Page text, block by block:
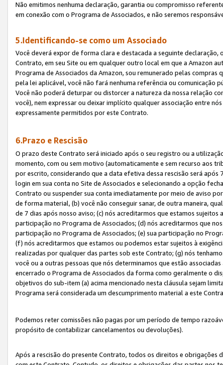
Não emitimos nenhuma declaração, garantia ou compromisso
em conexão com o Programa de Associados, e não seremos
5.Identificando-se como um Associado
Você deverá expor de forma clara e destacada a seguinte
Contrato, em seu Site ou em qualquer outro local em que a Amazon
Programa de Associados da Amazon, sou remunerado pelas
pela lei aplicável, você não fará nenhuma referência ou comunicação
Você não poderá deturpar ou distorcer a natureza da nossa relação
você), nem expressar ou deixar implícito qualquer associação entre
expressamente permitidos por este Contrato.
6.Prazo e Rescisão
O prazo deste Contrato será iniciado após o seu registro ou a
momento, com ou sem motivo (automaticamente e sem recurso aos
por escrito, considerando que a data efetiva dessa rescisão será
login em sua conta no Site de Associados e selecionando a opção
Contrato ou suspender sua conta imediatamente por meio de aviso
de forma material, (b) você não conseguir sanar, de outra maneira,
de 7 dias após nosso aviso; (c) nós acreditarmos que estamos
participação no Programa de Associados; (d) nós acreditarmos que
participação no Programa de Associados; (e) sua participação no
(f) nós acreditarmos que estamos ou podemos estar sujeitos à
realizadas por qualquer das partes sob este Contrato; (g) nós
você ou a outras pessoas que nós determinamos que estão
encerrado o Programa de Associados da forma como geralmente o
objetivos do sub-item (a) acima mencionado nesta cláusula sejam
Programa será considerada um descumprimento material a este
Podemos reter comissões não pagas por um período de tempo
propósito de contabilizar cancelamentos ou devoluções).
Após a rescisão do presente Contrato, todos os direitos e obrigações